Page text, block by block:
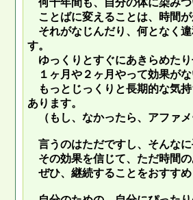
何十年間も、自分の体に染み
ことばに変えることは、時間
それがなじんだり、何となく
す。
ゆっくりとすぐにあきらめた
１ヶ月や２ヶ月やって効果が
もっとじっくりと長期的な気
あります。
（もし、なかったら、アファ
言うのはただですし、そんな
その効果を信じて、ただ時間
ぜひ、継続することをおすす